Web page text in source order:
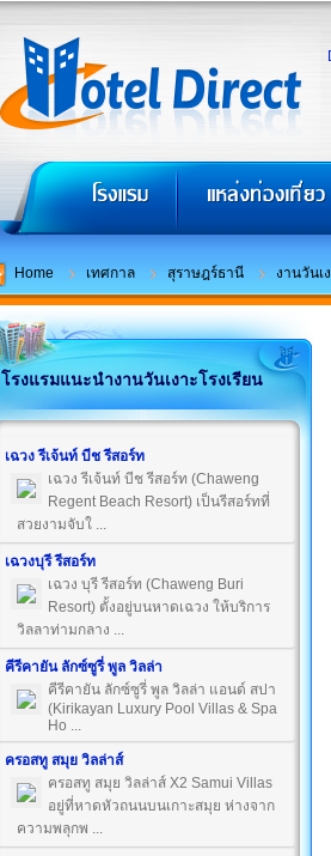
Home เทศกาล สุราษฎร์ธานี งานวันเ
โรงแรมแนะนำงานวันเงาะโรงเรียน
เฉวง รีเจ้นท์ บีช รีสอร์ท
เฉวง รีเจ้นท์ บีช รีสอร์ท (Chaweng
Regent Beach Resort) เป็นรีสอร์ทที่
สวยงามจับใ ...
เฉวงบุรี รีสอร์ท
เฉวง บุรี รีสอร์ท (Chaweng Buri
Resort) ตั้งอยู่บนหาดเฉวง ให้บริการ
วิลลาท่ามกลาง ...
คีรีคายัน ลักซ์ซูรี่ พูล วิลล่า
คีรีคายัน ลักซ์ซูรี่ พูล วิลล่า แอนด์ สปา
(Kirikayan Luxury Pool Villas & Spa
Ho ...
ครอสทู สมุย วิลล่าส์
ครอสทู สมุย วิลล่าส์ X2 Samui Villas
อยู่ที่หาดหัวถนนบนเกาะสมุย ห่างจาก
ความพลุกพ ...